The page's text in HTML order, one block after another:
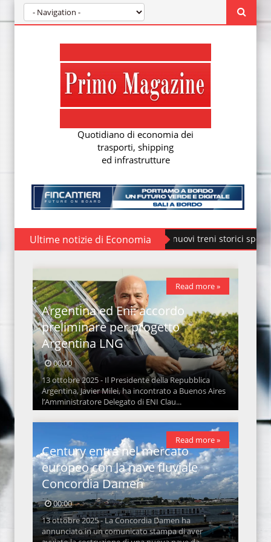
Quotidiano di economia dei
trasporti, shipping
ed infrastrutture
Ultime notizie di Economia
Fondazione FS, nuovi treni storici speciali ÖBB
Argentina ed Eni: accordo
preliminare per progetto
Argentina LNG
00:00
13 ottobre 2025 - Il Presidente della Repubblica
Argentina, Javier Milei, ha incontrato a Buenos Aires
l’Amministratore Delegato di ENI Clau...
Read more »
Century entra nel mercato
europeo con la nave fluviale
Concordia Damen
00:00
13 ottobre 2025 - La Concordia Damen ha
annunciato in un comunicato stampa di aver
Read more »